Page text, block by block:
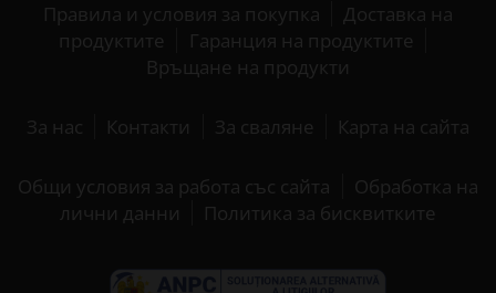
Правила и условия за покупка
Доставка на
продуктите
Гаранция на продуктите
Връщане на продукти
За нас Контакти За сваляне Карта на сайта
Общи условия за работа със сайта
Обработка на
лични данни
Политика за бисквитките